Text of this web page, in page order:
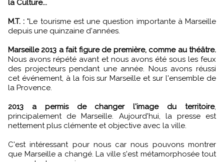
la Culture...
M.T. : "Le tourisme est une question importante à Marseille
depuis une quinzaine d'années.
Marseille 2013 a fait figure de première, comme au théâtre.
Nous avons répété avant et nous avons été sous les feux
des projecteurs pendant une année. Nous avons réussi
cet événement, à la fois sur Marseille et sur l'ensemble de
la Provence.
2013 a permis de changer l'image du territoire,
principalement de Marseille. Aujourd'hui, la presse est
nettement plus clémente et objective avec la ville.
C'est intéressant pour nous car nous pouvons montrer
que Marseille a changé. La ville s'est métamorphosée tout